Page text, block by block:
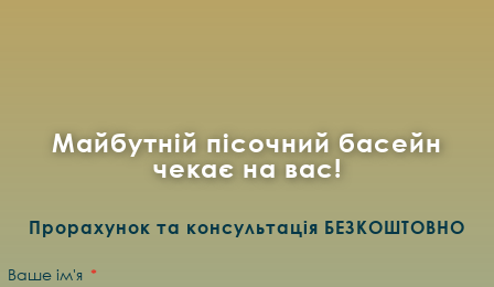
Майбутній пісочний басейн
чекає на вас!
Прорахунок та консультація БЕЗКОШТОВНО
Ваше ім'я